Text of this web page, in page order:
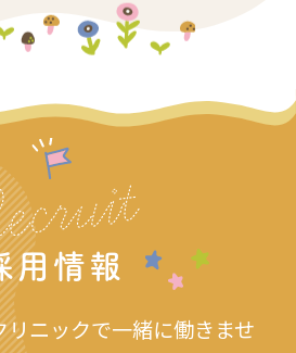
用情報
ニックで一緒に働きませ